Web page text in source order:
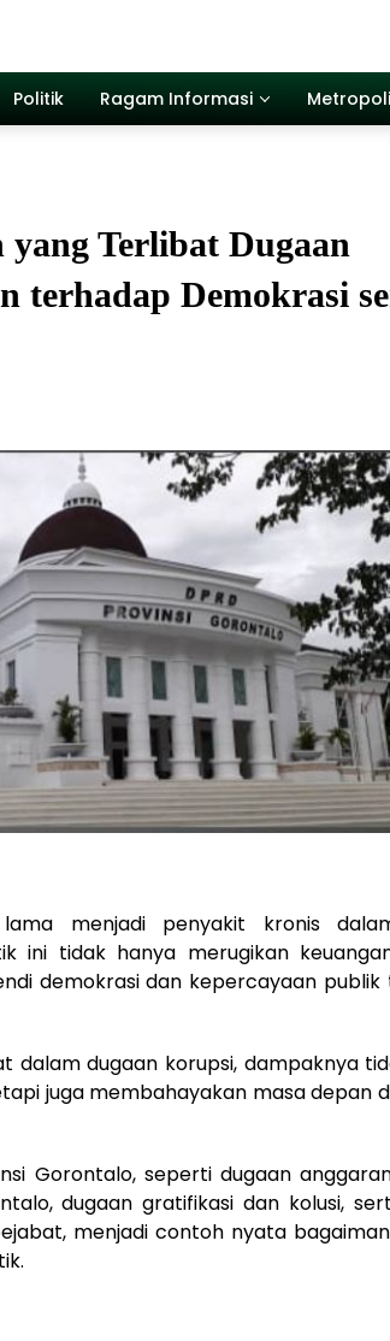
Politik Ragam Informasi
Terlibat Dugaan
terhadap Demokrasi
menjadi penyakit kronis
ini tidak hanya merugikan
demokrasi dan kepercayaan
dalam dugaan korupsi, dampaknya
juga membahayakan masa depan
Gorontalo, seperti dugaan
dugaan gratifikasi dan kolusi,
menjadi contoh nyata